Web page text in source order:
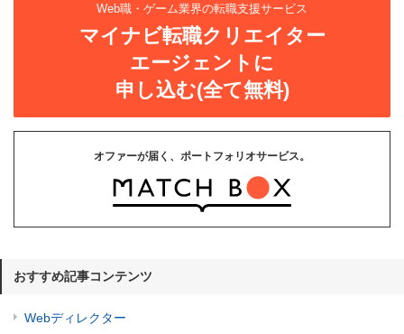
Web職・ゲーム業界の転職支援サービス
マイナビ転職クリエイター
エージェントに
申し込む(全て無料)
オファーが届く、ポートフォリオサービス。
おすすめ記事コンテンツ
Webディレクター